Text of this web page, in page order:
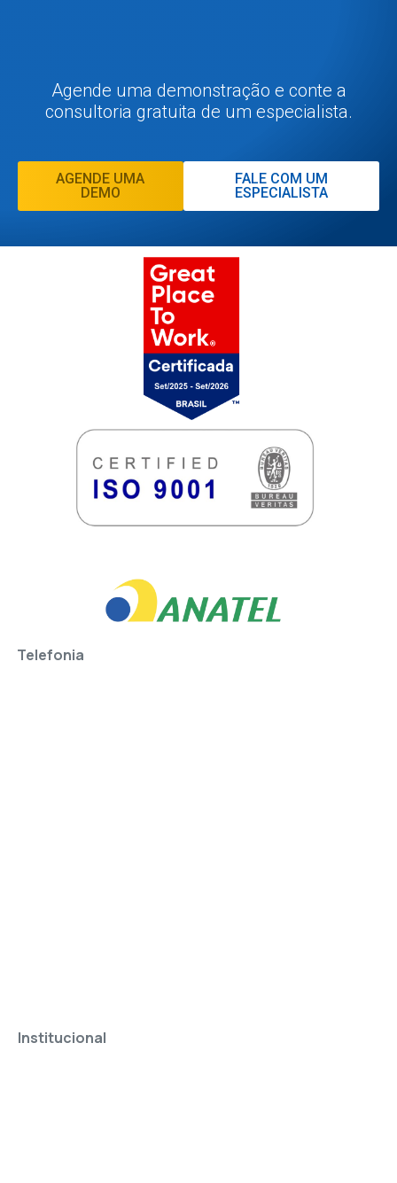
Agende uma demonstração e conte a
consultoria gratuita de um especialista.
AGENDE UMA
DEMO
FALE COM UM
ESPECIALISTA
Telefonia
Institucional